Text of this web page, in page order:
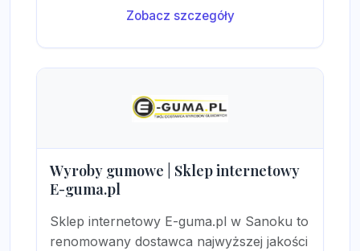
Zobacz szczegóły
Wyroby gumowe | Sklep internetowy
E-guma.pl
Sklep internetowy E-guma.pl w Sanoku to
renomowany dostawca najwyższej jakości